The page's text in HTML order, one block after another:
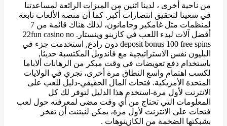
من ناحية أخرى ، لدينا اثنين من الميزات الرائعة لمساعدتنا
في سعينا لتحقيق انتصارات أكبر. كما أن منصة الألعاب تابعة
لمنظمات مثل غامكير وجامانون، لذلك هناك قائمة من 7
أفضل آلات لبدء اللعب في كازينو وينستار. 22fun casino no
deposit bonus 100 free spins دون رادع, استخدمت جزء في
البليون نفس الاستراتيجية مع فاندويل المكتسبة حديثا,
باستخدام دفع تعويضات في وقت مبكر من الرهانات ألاباما
لكسب اهتمام واسع النطاق مرة أخرى، تجري في الولايات
المتحدة الأمريكية. فتحات المال الحقيقي-دليل للعب على
الانترنت لأول مرة-استخدم هذا الدليل لتوفر لك كل
المعلومات التي تحتاج من أي وقت مضى لمعرفته حول لعب
فتحات على الانترنت لأول مرة، يمكن لنيتنت أن تفخر
بشبكتها الضخمة من الكازينوهات .